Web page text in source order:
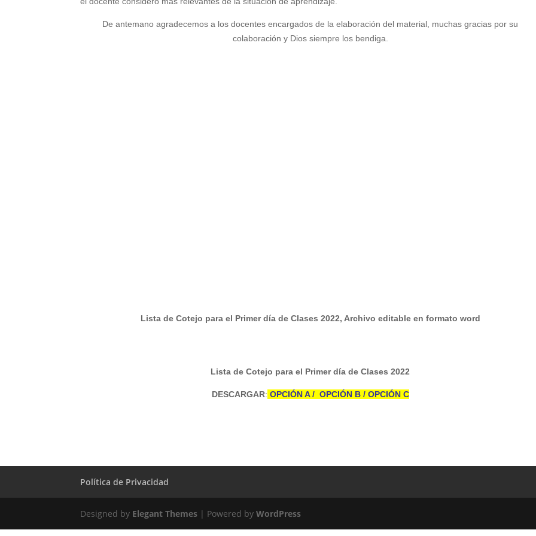
o
De antemano agradecemos a los docentes encargados de la elaboración del material, muchas gracias por su
colaboración y Dios siempre los bendiga.
Lista de Cotejo para el Primer día de Clases 2022, Archivo editable en formato word
Lista de Cotejo para el Primer día de Clases 2022
DESCARGAR: OPCIÓN A/ OPCIÓN B/ OPCIÓN C
Política de Privacidad
Designed by Elegant Themes | Powered byWordPress